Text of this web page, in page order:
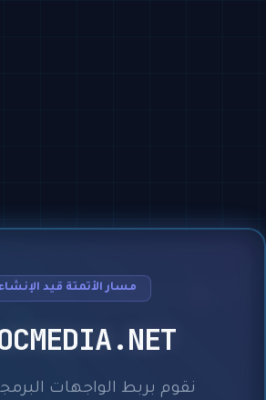
مسار الأتمتة قيد
نقوم بربط الواجهات